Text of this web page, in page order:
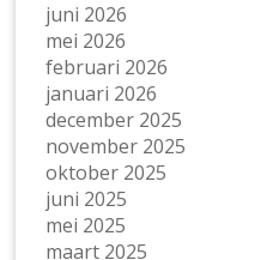
juni 2026
mei 2026
februari 2026
januari 2026
december 2025
november 2025
oktober 2025
juni 2025
mei 2025
maart 2025